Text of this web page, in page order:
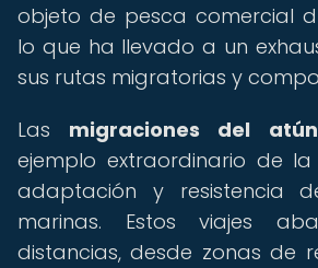
objeto de pesca comercial
lo que ha llevado a un
sus rutas migratorias y
Las migraciones del
ejemplo extraordinario de
adaptación y resistencia
marinas. Estos viajes
distancias, desde zonas de